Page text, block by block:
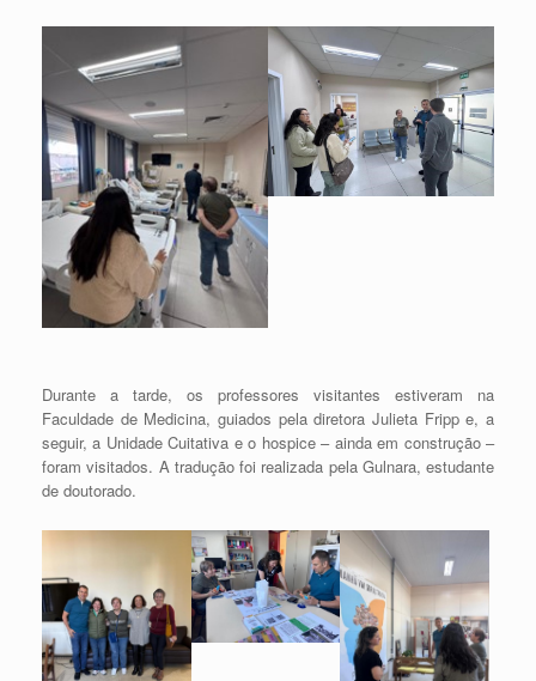
Durante a tarde, os professores visitantes estiveram na
Faculdade de Medicina, guiados pela diretora Julieta Fripp e, a
seguir, a Unidade Cuitativa e o hospice – ainda em construção –
foram visitados. A tradução foi realizada pela Gulnara, estudante
de doutorado.